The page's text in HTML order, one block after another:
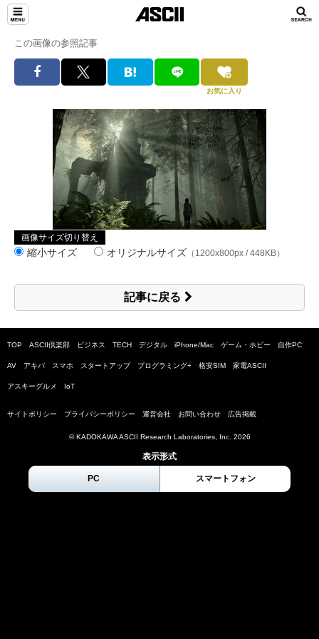
この画像の参照記事
お気に入り
画像サイズ切り替え
縮小サイズ オリジナルサイズ （1200x800px / 448KB）
記事に戻る
TOP ASCII倶楽部 ビジネス TECH デジタル iPhone/Mac ゲーム・ホビー 自作PC
AV アキバ スマホ スタートアップ プログラミング+ 格安SIM 家電ASCII
アスキーグルメ IoT
サイトポリシー プライバシーポリシー 運営会社 お問い合わせ 広告掲載
© KADOKAWA ASCII Research Laboratories, Inc. 2026
表示形式
PC スマートフォン